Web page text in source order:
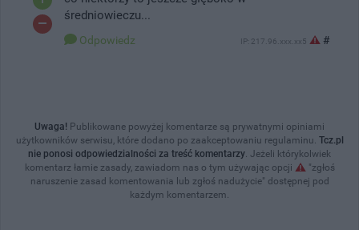
średniowieczu...
Odpowiedz IP: 217.96.xxx.xx5 #
Uwaga! Publikowane powyżej komentarze są prywatnymi opiniami
użytkowników serwisu, które dodano po zaakceptowaniu regulaminu. Tcz.pl
nie ponosi odpowiedzialności za treść komentarzy . Jeżeli którykolwiek
komentarz łamie zasady, zawiadom nas o tym używając opcji
"zgłoś
naruszenie zasad komentowania lub zgłoś nadużycie" dostępnej pod
każdym komentarzem.